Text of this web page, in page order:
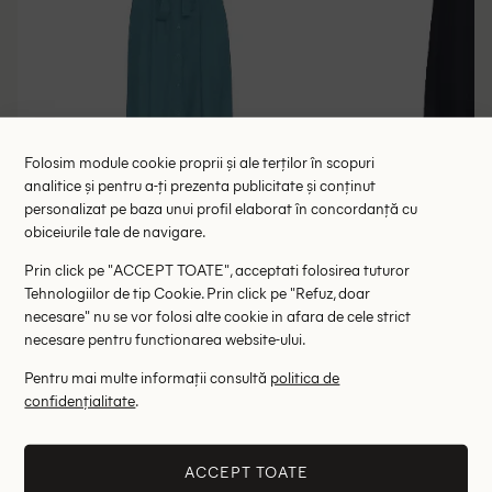
134.00 lei 275.00 lei
RRP: 475.00 lei
Folosim module cookie proprii și ale terților în scopuri
analitice și pentru a-ți prezenta publicitate și conținut
personalizat pe baza unui profil elaborat în concordanță cu
obiceiurile tale de navigare.
Prin click pe "ACCEPT TOATE", acceptati folosirea tuturor
Tehnologiilor de tip Cookie. Prin click pe "Refuz, doar
necesare" nu se vor folosi alte cookie in afara de cele strict
necesare pentru functionarea website-ului.
Pentru mai multe informații consultă politica de
confidențialitate.
ACCEPT TOATE